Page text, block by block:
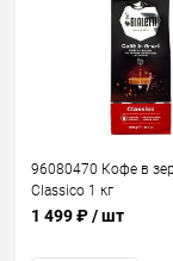
96080470 Кофе в
Classico 1 кг
1 499 ₽/ шт